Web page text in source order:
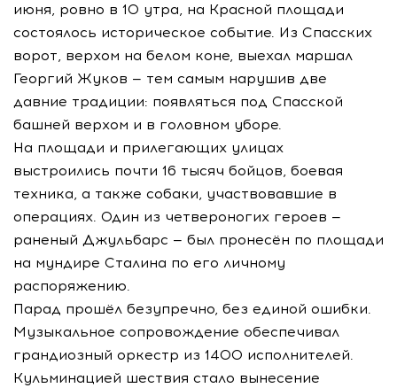
июня, ровно в 10 утра, на Красной площади
состоялось историческое событие. Из Спасских
ворот, верхом на белом коне, выехал маршал
Георгий Жуков — тем самым нарушив две
давние традиции: появляться под Спасской
башней верхом и в головном уборе.
На площади и прилегающих улицах
выстроились почти 16 тысяч бойцов, боевая
техника, а также собаки, участвовавшие в
операциях. Один из четвероногих героев —
раненый Джульбарс — был пронесён по площади
на мундире Сталина по его личному
распоряжению.
Парад прошёл безупречно, без единой ошибки.
Музыкальное сопровождение обеспечивал
грандиозный оркестр из 1400 исполнителей.
Кульминацией шествия стало вынесение